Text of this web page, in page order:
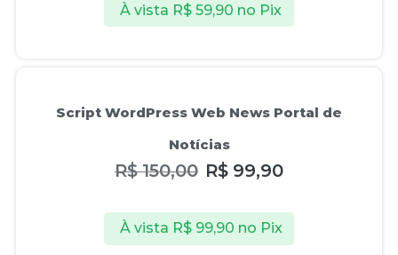
À vista R$ 59,90 no Pix
Script WordPress Web News Portal de
Notícias
R$150,00 R$ 99,90
À vista R$99,90 no Pix